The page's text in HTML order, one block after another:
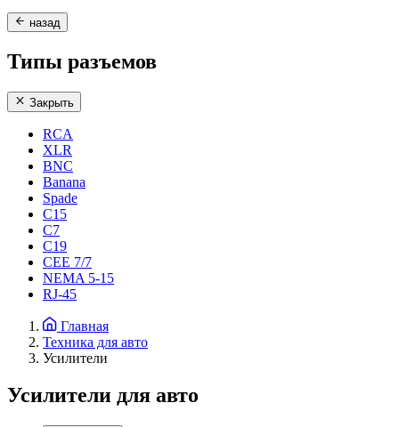
назад
Типы разъемов
Закрыть
RCA
XLR
BNC
Banana
Spade
C15
С7
C19
CEE 7/7
NEMA 5-15
RJ-45
Главная
Техника для авто
Усилители
Усилители для авто